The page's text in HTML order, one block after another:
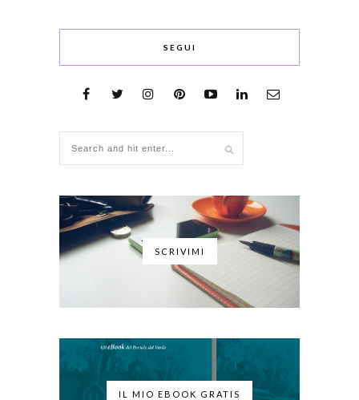
SEGUI
SCRIVIMI
IL MIO EBOOK GRATIS